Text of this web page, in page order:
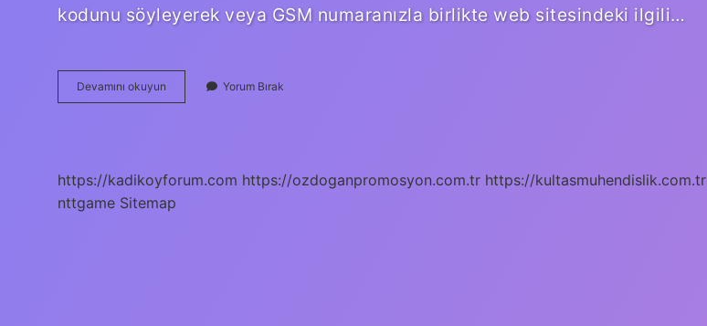
kodunu söyleyerek veya GSM numaranızla birlikte web sitesindeki ilgili…
Devamını okuyun
Kart
Yorum Bırak
https://kadikoyforum.com https://ozdoganpromosyon.com.tr https://kultasmuhendislik.com.tr
nttgame Sitemap